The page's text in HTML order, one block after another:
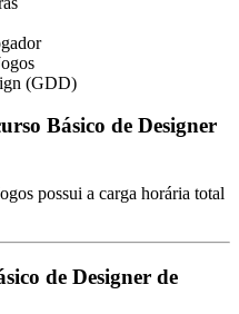
(GDD)
Básico de Designer
possui a carga horária total
de Designer de